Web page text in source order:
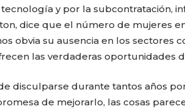
y por la subcontratación,
dice que el número de mujeres
obvia su ausencia en los sectores
las verdaderas oportunidades
disculparse durante tantos años
de mejorarlo, las cosas